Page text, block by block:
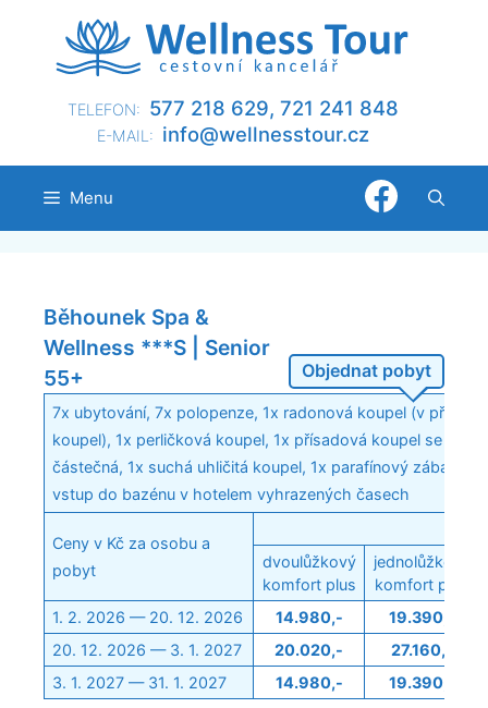
TELEFON: 577 218 629, 721 241 848
E-MAIL: zc.ru
otsse
nllew
@ofni
Menu
Běhounek Spa &
Wellness ***S | Senior
55+
Objednat pobyt
7x ubytování, 7x polopenze, 1x radonová koupel (v
koupel), 1x perličková koupel, 1x přísadová koupel se
částečná, 1x suchá uhličitá koupel, 1x parafínový zábal
vstup do bazénu v hotelem vyhrazených časech
Ceny v Kč za osobu a
pobyt
dvoulůžkový
komfort plus
jednolůžkový
komfort plus
1. 2. 2026 — 20. 12. 2026 14.980,-
19.390,-
20. 12. 2026 — 3. 1. 2027
20.020,-
27.160,-
3. 1. 2027 — 31. 1. 2027
14.980,-
19.390,-